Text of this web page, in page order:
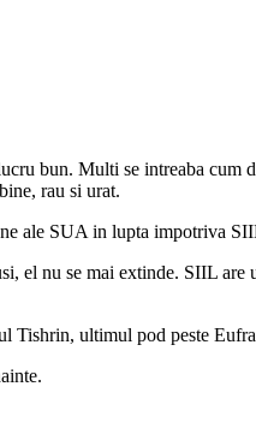
bun. Multi se intreaba cum
rau si urat.
ale SUA in lupta impotriva
el nu se mai extinde. SIIL are
Tishrin, ultimul pod peste